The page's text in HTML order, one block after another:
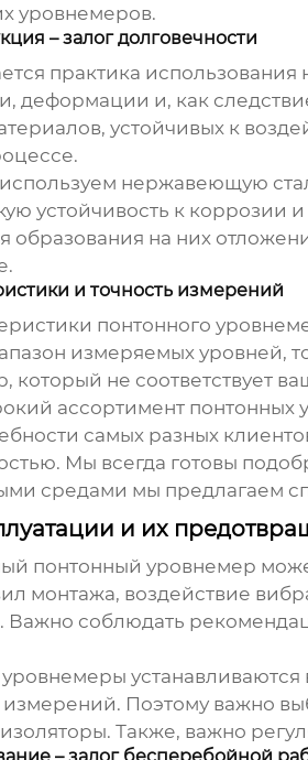
уровнемеров.
– залог долговечности
практика
деформации и, как
устойчивых к
нержавеющую
устойчивость к
на них
и точность измерений
понтонного
измеряемых уровней,
, который не соответствует
ассортимент понтонных
самых разных
Мы всегда готовы
средами мы предлагаем
и их
понтонный уровнемер
монтажа, воздействие
Важно соблюдать
уровнемеры
Поэтому важно
Также, важно